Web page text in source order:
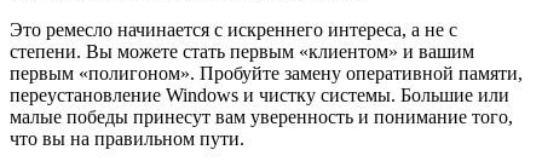
Это ремесло начинается с искреннего интереса, а не с
степени. Вы можете стать первым «клиентом» и вашим
первым «полигоном». Пробуйте замену оперативной памяти,
переустановление Windows и чистку системы. Большие или
малые победы принесут вам уверенность и понимание того,
что вы на правильном пути.